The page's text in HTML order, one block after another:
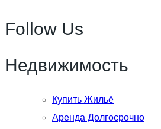
Follow Us
Недвижимость
Купить Жильё
Аренда Долгосрочно